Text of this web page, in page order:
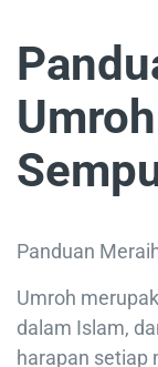
Panduan
Umroh
dalam Islam,
harapan setiap